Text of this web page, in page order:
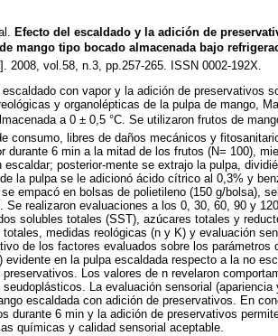
Efecto del escaldado y la adición de
mango tipo bocado almacenada bajo
2008, vol.58, n.3, pp.257-265. ISSN 0002-192X.
con vapor y la adición de preservativos
y organolépticas de la pulpa de mango,
a 0 ± 0,5 °C. Se utilizaron frutos de
consumo, libres de daños mecánicos y
durante 6 min a la mitad de los frutos (N= 100),
posterior-mente se extrajo la pulpa,
la pulpa se le adicionó ácido cítrico al 0,3% y
empacó en bolsas de polietileno (150 g/bolsa),
Se realizaron evaluaciones a los 0, 30, 60, 90 y
solubles totales (SST), azúcares totales y
medidas reológicas (n y K) y evalua­ción
de los factores evaluados sobre los parámetros
evidente en la pulpa escaldada respecto a la no
Los valores de n revelaron
La evaluación sensorial (apariencia
escaldada con adición de preservativos. En
durante 6 min y la adición de preservativos
químicas y calidad sensorial aceptable.